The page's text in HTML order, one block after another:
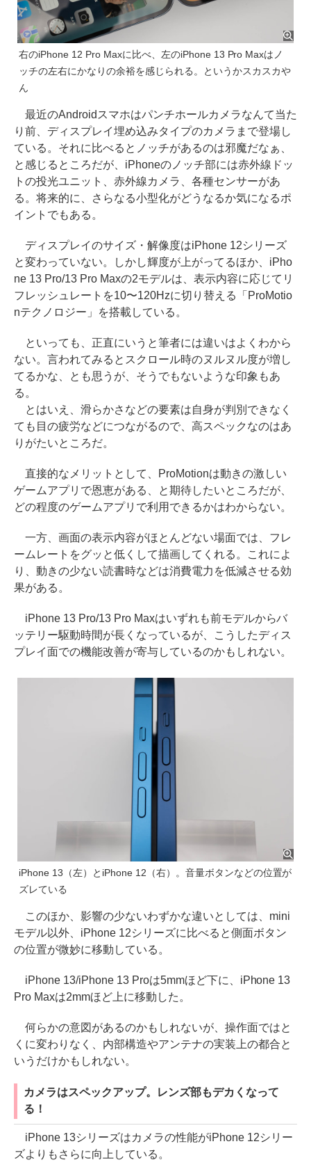
右のiPhone 12 Pro Maxに比べ、左のiPhone 13 Pro Maxはノ
ッチの左右にかなりの余裕を感じられる。というかスカスカや
ん
最近のAndroidスマホはパンチホールカメラなんて当た
り前、ディスプレイ埋め込みタイプのカメラまで登場し
ている。それに比べるとノッチがあるのは邪魔だなぁ、
と感じるところだが、iPhoneのノッチ部には赤外線ドッ
トの投光ユニット、赤外線カメラ、各種センサーがあ
る。将来的に、さらなる小型化がどうなるか気になるポ
イントでもある。
ディスプレイのサイズ・解像度はiPhone 12シリーズ
と変わっていない。しかし輝度が上がってるほか、iPho
ne 13 Pro/13 Pro Maxの2モデルは、表示内容に応じてリ
フレッシュレートを10〜120Hzに切り替える「ProMotio
nテクノロジー」を搭載している。
といっても、正直にいうと筆者には違いはよくわから
ない。言われてみるとスクロール時のヌルヌル度が増し
てるかな、とも思うが、そうでもないような印象もあ
る。
とはいえ、滑らかさなどの要素は自身が判別できなく
ても目の疲労などにつながるので、高スペックなのはあ
りがたいところだ。
直接的なメリットとして、ProMotionは動きの激しい
ゲームアプリで恩恵がある、と期待したいところだが、
どの程度のゲームアプリで利用できるかはわからない。
一方、画面の表示内容がほとんどない場面では、フレ
ームレートをグッと低くして描画してくれる。これによ
り、動きの少ない読書時などは消費電力を低減させる効
果がある。
iPhone 13 Pro/13 Pro Maxはいずれも前モデルからバ
ッテリー駆動時間が長くなっているが、こうしたディス
プレイ面での機能改善が寄与しているのかもしれない。
iPhone 13（左）とiPhone 12（右）。音量ボタンなどの位置が
ズレている
このほか、影響の少ないわずかな違いとしては、mini
モデル以外、iPhone 12シリーズに比べると側面ボタン
の位置が微妙に移動している。
iPhone 13/iPhone 13 Proは5mmほど下に、iPhone 13
Pro Maxは2mmほど上に移動した。
何らかの意図があるのかもしれないが、操作面ではと
くに変わりなく、内部構造やアンテナの実装上の都合と
いうだけかもしれない。
カメラはスペックアップ。レンズ部もデカくなって
る！
iPhone 13シリーズはカメラの性能がiPhone 12シリー
ズよりもさらに向上している。